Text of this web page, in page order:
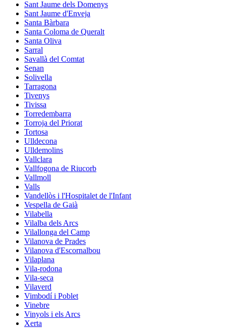
Sant Jaume dels Domenys
Sant Jaume d'Enveja
Santa Bàrbara
Santa Coloma de Queralt
Santa Oliva
Sarral
Savallà del Comtat
Senan
Solivella
Tarragona
Tivenys
Tivissa
Torredembarra
Torroja del Priorat
Tortosa
Ulldecona
Ulldemolins
Vallclara
Vallfogona de Riucorb
Vallmoll
Valls
Vandellòs i l'Hospitalet de l'Infant
Vespella de Gaià
Vilabella
Vilalba dels Arcs
Vilallonga del Camp
Vilanova de Prades
Vilanova d'Escornalbou
Vilaplana
Vila-rodona
Vila-seca
Vilaverd
Vimbodí i Poblet
Vinebre
Vinyols i els Arcs
Xerta